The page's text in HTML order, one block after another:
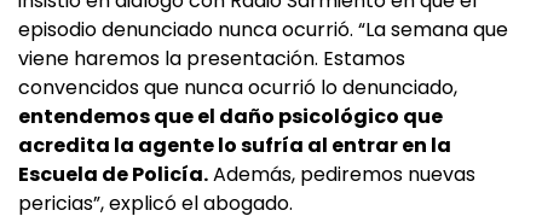
episodio denunciado nunca ocurrió. “La semana que
viene haremos la presentación. Estamos
convencidos que nunca ocurrió lo denunciado,
entendemos que el daño psicológico que
acredita la agente lo sufría al entrar en la
Escuela de Policía.Además, pediremos nuevas
pericias”, explicó el abogado.